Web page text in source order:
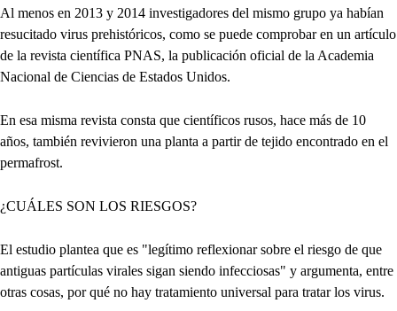
Al menos en 2013 y 2014 investigadores del mismo grupo ya habían
resucitado virus prehistóricos, como se puede comprobar en un artículo
de la revista científica PNAS, la publicación oficial de la Academia
Nacional de Ciencias de Estados Unidos.
En esa misma revista consta que científicos rusos, hace más de 10
años, también revivieron una planta a partir de tejido encontrado en el
permafrost.
¿CUÁLES SON LOS RIESGOS?
El estudio plantea que es "legítimo reflexionar sobre el riesgo de que
antiguas partículas virales sigan siendo infecciosas" y argumenta, entre
otras cosas, por qué no hay tratamiento universal para tratar los virus.